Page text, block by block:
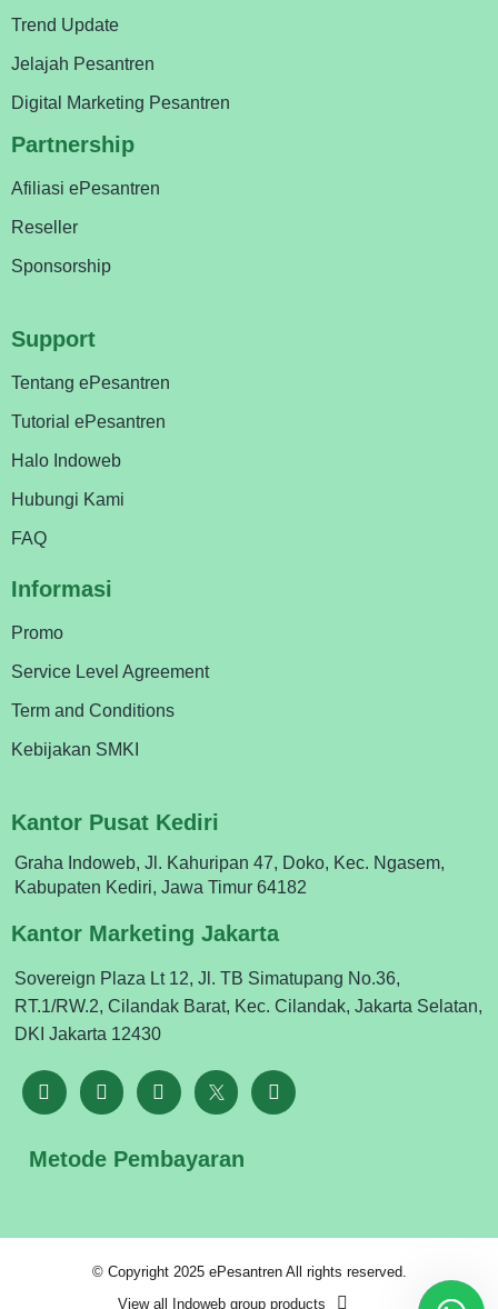
Trend Update
Jelajah Pesantren
Digital Marketing Pesantren
Partnership
Afiliasi ePesantren
Reseller
Sponsorship
Support
Tentang ePesantren
Tutorial ePesantren
Halo Indoweb
Hubungi Kami
FAQ
Informasi
Promo
Service Level Agreement
Term and Conditions
Kebijakan SMKI
Kantor Pusat Kediri
Graha Indoweb, Jl. Kahuripan 47, Doko, Kec. Ngasem,
Kabupaten Kediri, Jawa Timur 64182
Kantor Marketing Jakarta
Sovereign Plaza Lt 12, Jl. TB Simatupang No.36,
RT.1/RW.2, Cilandak Barat, Kec. Cilandak, Jakarta Selatan,
DKI Jakarta 12430
Metode Pembayaran
© Copyright 2025 ePesantren All rights reserved.
View all Indoweb group products